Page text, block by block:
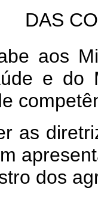
DAS
aos
e
as
dos